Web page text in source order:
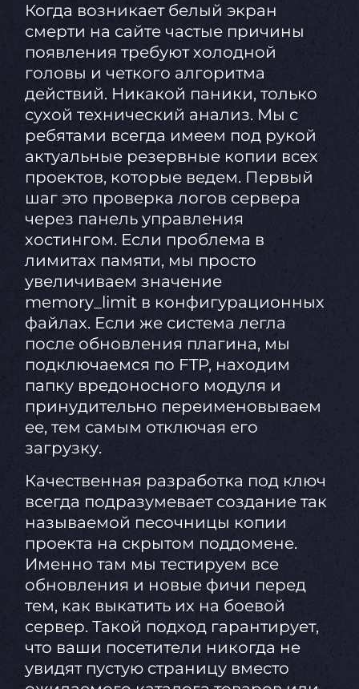
Когда возникает белый экран
смерти на сайте частые причины
появления требуют холодной
головы и четкого алгоритма
действий. Никакой паники, только
сухой технический анализ. Мы с
ребятами всегда имеем под рукой
актуальные резервные копии всех
проектов, которые ведем. Первый
шаг это проверка логов сервера
через панель управления
хостингом. Если проблема в
лимитах памяти, мы просто
увеличиваем значение
memory_limit в конфигурационных
файлах. Если же система легла
после обновления плагина, мы
подключаемся по FTP, находим
папку вредоносного модуля и
принудительно переименовываем
ее, тем самым отключая его
загрузку.
Качественная разработка под ключ
всегда подразумевает создание так
называемой песочницы копии
проекта на скрытом поддомене.
Именно там мы тестируем все
обновления и новые фичи перед
тем, как выкатить их на боевой
сервер. Такой подход гарантирует,
что ваши посетители никогда не
увидят пустую страницу вместо